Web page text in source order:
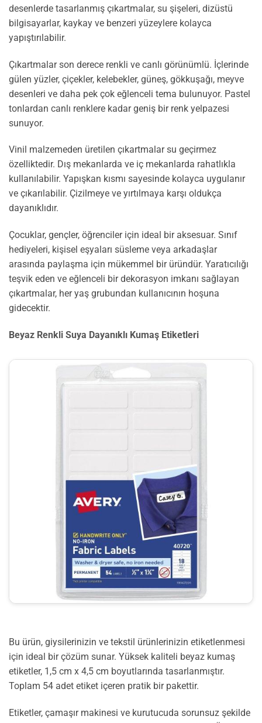
desenlerde tasarlanmış çıkartmalar, su şişeleri, dizüstü
bilgisayarlar, kaykay ve benzeri yüzeylere kolayca
yapıştırılabilir.
Çıkartmalar son derece renkli ve canlı görünümlü. İçlerinde
gülen yüzler, çiçekler, kelebekler, güneş, gökkuşağı, meyve
desenleri ve daha pek çok eğlenceli tema bulunuyor. Pastel
tonlardan canlı renklere kadar geniş bir renk yelpazesi
sunuyor.
Vinil malzemeden üretilen çıkartmalar su geçirmez
özelliktedir. Dış mekanlarda ve iç mekanlarda rahatlıkla
kullanılabilir. Yapışkan kısmı sayesinde kolayca uygulanır
ve çıkarılabilir. Çizilmeye ve yırtılmaya karşı oldukça
dayanıklıdır.
Çocuklar, gençler, öğrenciler için ideal bir aksesuar. Sınıf
hediyeleri, kişisel eşyaları süsleme veya arkadaşlar
arasında paylaşma için mükemmel bir üründür. Yaratıcılığı
teşvik eden ve eğlenceli bir dekorasyon imkanı sağlayan
çıkartmalar, her yaş grubundan kullanıcının hoşuna
gidecektir.
Beyaz Renkli Suya Dayanıklı Kumaş Etiketleri
Bu ürün, giysilerinizin ve tekstil ürünlerinizin etiketlenmesi
için ideal bir çözüm sunar. Yüksek kaliteli beyaz kumaş
etiketler, 1,5 cm x 4,5 cm boyutlarında tasarlanmıştır.
Toplam 54 adet etiket içeren pratik bir pakettir.
Etiketler, çamaşır makinesi ve kurutucuda sorunsuz şekilde